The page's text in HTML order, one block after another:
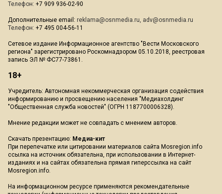
Телефон: +7 909 936-02-90
Дополнительные email: reklama@osnmedia.ru, adv@osnmedia.ru
Телефон: +7 495 004-56-11
Сетевое издание Информационное агентство "Вести Московского
региона" зарегистрировано Роскомнадзором 05.10.2018, реестровая
запись ЭЛ № ФС77-73861.
18+
Учредитель: Автономная некоммерческая организация содействия
информированию и просвещению населения "Медиахолдинг
"Общественная служба новостей" (ОГРН 1187700006328).
Мнение редакции может не совпадать с мнением авторов.
Скачать презентацию: Медиа-кит
При перепечатке или цитировании материалов сайта Mosregion.info
ссылка на источник обязательна, при использовании в Интернет-
изданиях и на сайтах обязательна прямая гиперссылка на сайт
Mosregion.info.
На информационном ресурсе применяются рекомендательные